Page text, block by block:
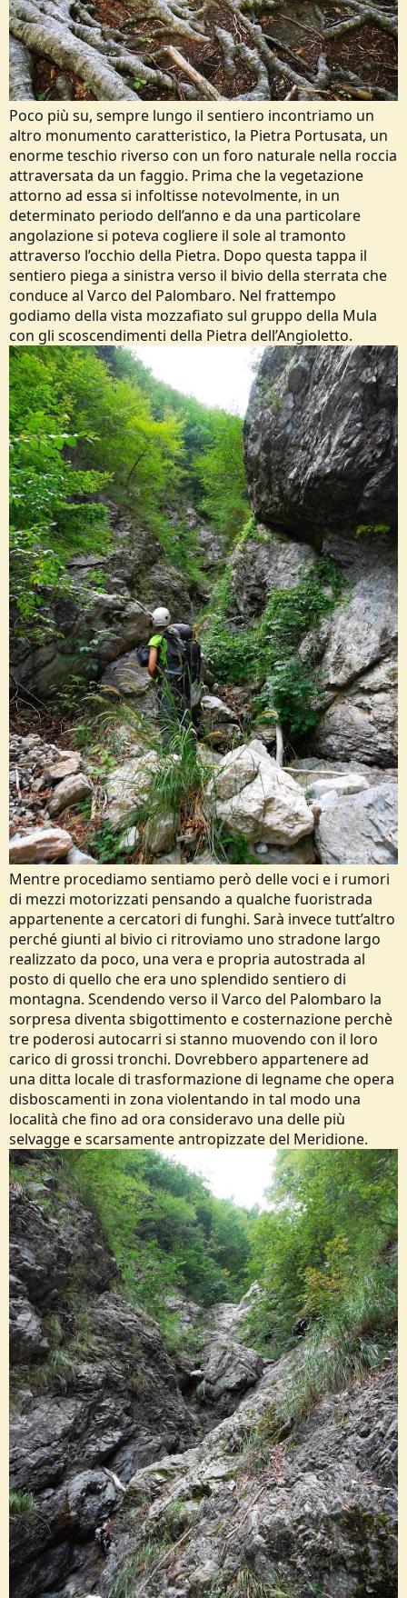
Poco più su, sempre lungo il sentiero incontriamo un
altro monumento caratteristico, la Pietra Portusata, un
enorme teschio riverso con un foro naturale nella roccia
attraversata da un faggio. Prima che la vegetazione
attorno ad essa si infoltisse notevolmente, in un
determinato periodo dell’anno e da una particolare
angolazione si poteva cogliere il sole al tramonto
attraverso l’occhio della Pietra. Dopo questa tappa il
sentiero piega a sinistra verso il bivio della sterrata che
conduce al Varco del Palombaro. Nel frattempo
godiamo della vista mozzafiato sul gruppo della Mula
con gli scoscendimenti della Pietra dell’Angioletto.
Mentre procediamo sentiamo però delle voci e i rumori
di mezzi motorizzati pensando a qualche fuoristrada
appartenente a cercatori di funghi. Sarà invece tutt’altro
perché giunti al bivio ci ritroviamo uno stradone largo
realizzato da poco, una vera e propria autostrada al
posto di quello che era uno splendido sentiero di
montagna. Scendendo verso il Varco del Palombaro la
sorpresa diventa sbigottimento e costernazione perchè
tre poderosi autocarri si stanno muovendo con il loro
carico di grossi tronchi. Dovrebbero appartenere ad
una ditta locale di trasformazione di legname che opera
disboscamenti in zona violentando in tal modo una
località che fino ad ora consideravo una delle più
selvagge e scarsamente antropizzate del Meridione.